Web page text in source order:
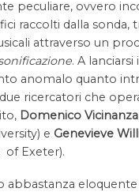
peculiare, ovvero
raccolti dalla sonda,
attraverso un
. A lanciarsi
anomalo quanto
ricercatori che
Domenico Vicinanza
e Genevieve
of Exeter).
abbastanza eloquente